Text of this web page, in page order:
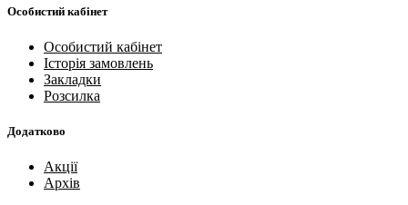
Особистий кабінет
Особистий кабінет
Історія замовлень
Закладки
Розсилка
Додатково
Акції
Архів